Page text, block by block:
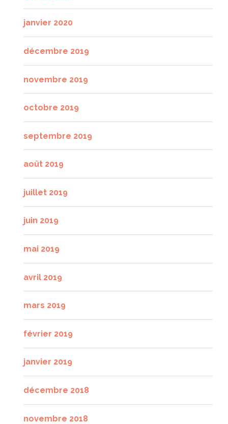
janvier 2020
décembre 2019
novembre 2019
octobre 2019
septembre 2019
août 2019
juillet 2019
juin 2019
mai 2019
avril 2019
mars 2019
février 2019
janvier 2019
décembre 2018
novembre 2018